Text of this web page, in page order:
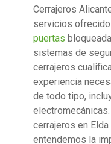
Cerrajeros
servicios
puertas
sistemas de
cerrajeros
experiencia
de todo tipo,
cerrajeros en
entendemos la